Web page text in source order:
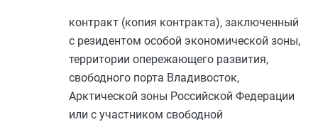
контракт (копия контракта), заключенный
с резидентом особой экономической зоны,
территории опережающего развития,
свободного порта Владивосток,
Арктической зоны Российской Федерации
или с участником свободной